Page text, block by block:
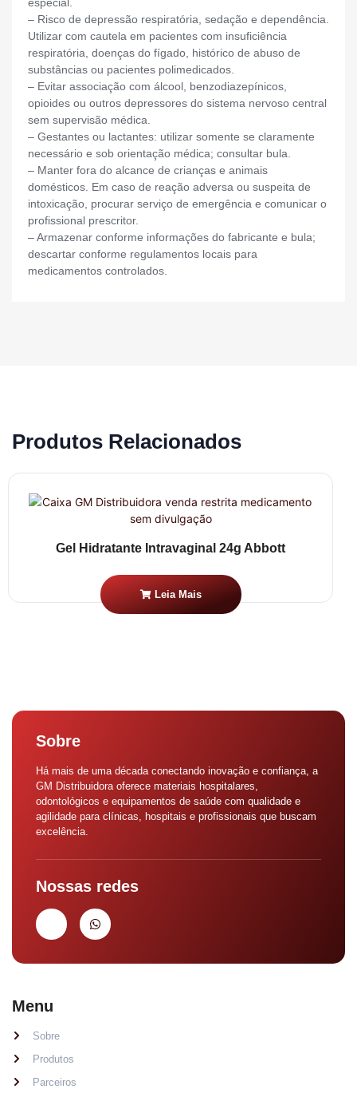
especial.
– Risco de depressão respiratória, sedação e dependência.
Utilizar com cautela em pacientes com insuficiência
respiratória, doenças do fígado, histórico de abuso de
substâncias ou pacientes polimedicados.
– Evitar associação com álcool, benzodiazepínicos,
opioides ou outros depressores do sistema nervoso central
sem supervisão médica.
– Gestantes ou lactantes: utilizar somente se claramente
necessário e sob orientação médica; consultar bula.
– Manter fora do alcance de crianças e animais
domésticos. Em caso de reação adversa ou suspeita de
intoxicação, procurar serviço de emergência e comunicar o
profissional prescritor.
– Armazenar conforme informações do fabricante e bula;
descartar conforme regulamentos locais para
medicamentos controlados.
Produtos Relacionados
Gel Hidratante Intravaginal 24g Abbott
Leia Mais
Sobre
Há mais de uma década conectando inovação e confiança, a
GM Distribuidora oferece materiais hospitalares,
odontológicos e equipamentos de saúde com qualidade e
agilidade para clínicas, hospitais e profissionais que buscam
excelência.
Nossas redes
Menu
Sobre
Produtos
Parceiros